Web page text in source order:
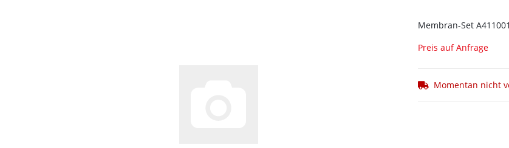
Membran-Set A411001
Preis auf Anfrage
Momentan nicht